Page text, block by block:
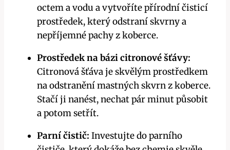
octem a vodu a vytvoříte přírodní čisticí
prostředek, který odstraní skvrny a
nepříjemné pachy z koberce.
Prostředek na bázi citronové šťávy:
Citronová šťáva je skvělým prostředkem
na odstranění mastných skvrn z koberce.
Stačí ji nanést, nechat pár minut působit
a potom setřít.
Parní čistič: Investujte do parního